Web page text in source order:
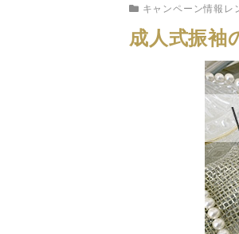
成人式振袖
キャンペーン情報 レ